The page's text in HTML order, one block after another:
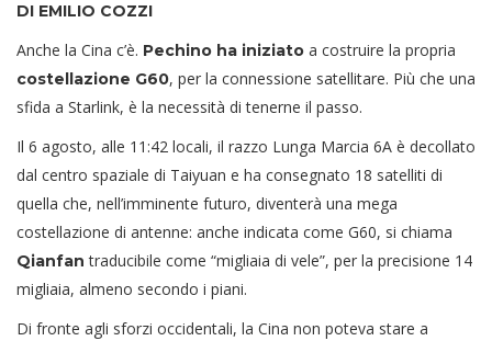
DI EMILIO COZZI
Anche la Cina c’è. Pechino ha iniziato a costruire la propria
costellazione G60, per la connessione satellitare. Più che una
sfida a Starlink, è la necessità di tenerne il passo.
Il 6 agosto, alle 11:42 locali, il razzo Lunga Marcia 6A è decollato
dal centro spaziale di Taiyuan e ha consegnato 18 satelliti di
quella che, nell’imminente futuro, diventerà una mega
costellazione di antenne: anche indicata come G60, si chiama
Qianfan traducibile come “migliaia di vele”, per la precisione 14
migliaia, almeno secondo i piani.
Di fronte agli sforzi occidentali, la Cina non poteva stare a